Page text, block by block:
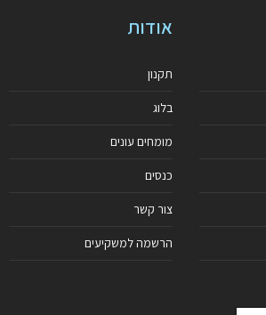
אודות
תקנון
בלוג
מומחים עונים
כנסים
צור קשר
הרשמה למשקיעים